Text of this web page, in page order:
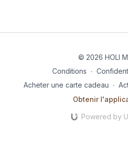
© 2026 HOLI
Conditions ∙
Acheter une carte cadeau ∙
Obtenir
Powered by